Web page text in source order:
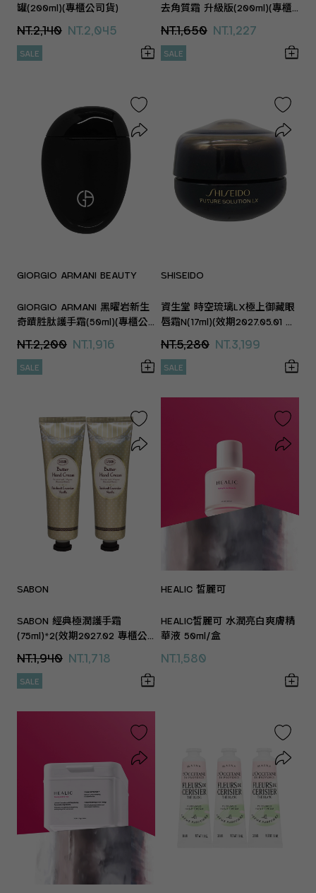
罐(200ml)(專櫃公司貨)
NT.2,140 NT.2,045
SALE
去角質霜 升級版(200ml)(專櫃
NT.1,650 NT.1,227
SALE
GIORGIO ARMANI BEAUTY
GIORGIO ARMANI 黑曜岩新生
奇蹟胜肽護手霜(50ml)(專櫃公
NT.2,200 NT.1,916
SALE
SHISEIDO
資生堂 時空琉璃LX極上御藏眼
唇霜N(17ml)(效期2027.05.01 專
NT.5,280 NT.3,199
SALE
SABON
SABON 經典極潤護手霜
(75ml)*2(效期2027.02 專櫃公
NT.1,940 NT.1,718
SALE
HEALIC 皙麗可
HEALIC皙麗可 水潤亮白爽膚精
華液 50ml/盒
NT.1,580